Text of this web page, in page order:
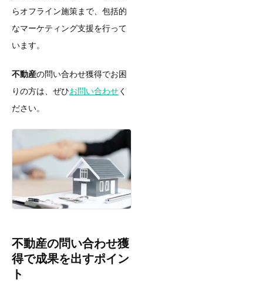
らオフライン施策まで、包括的
なマーケティング支援を行って
います。
不動産の問い合わせ獲得でお困
りの方は、ぜひお問い合わせく
ださい。
不動産の問い合わせ獲
得で成果を出すポイン
ト